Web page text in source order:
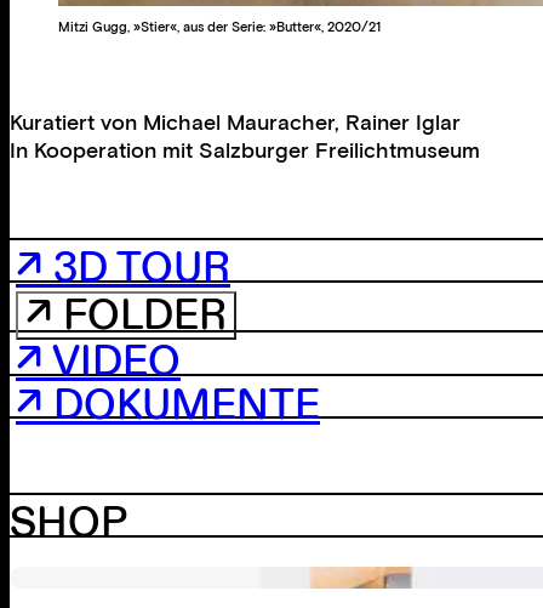
Mitzi Gugg, »Stier«, aus der Serie: »Butter«, 2020/21
Kuratiert von Michael Mauracher, Rainer Iglar
In Kooperation mit Salzburger Freilichtmuseum
↗ 3D TOUR
↗ FOLDER
↗ VIDEO
↗ DOKUMENTE
SHOP